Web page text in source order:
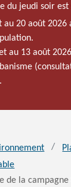
du jeudi soir
au 20 août 2026
au 13 août
de la campagne